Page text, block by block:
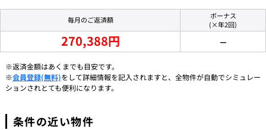
毎月のご返済額
ボーナス
(×年2回)
270,388円 －
※返済金額はあくまでも目安です。
※会員登録(無料)をして詳細情報を記入されますと、全物件が自動でシミュレー
ションされとても便利になります。
条件の近い物件